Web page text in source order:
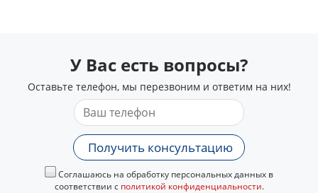
У Вас есть вопросы?
Оставьте телефон, мы перезвоним и ответим на них!
Получить консультацию
Соглашаюсь на обработку персональных данных в
соответствии с политикой конфиденциальности.